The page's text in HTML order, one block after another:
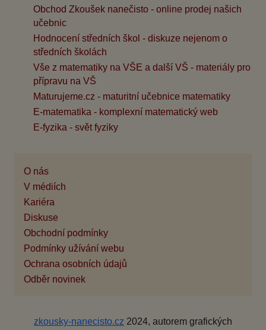
Obchod Zkoušek nanečisto - online prodej našich
učebnic
Hodnocení středních škol - diskuze nejenom o
středních školách
Vše z matematiky na VŠE a další VŠ - materiály pro
přípravu na VŠ
Maturujeme.cz - maturitní učebnice matematiky
E-matematika - komplexní matematický web
E-fyzika - svět fyziky
O nás
V médiích
Kariéra
Diskuse
Obchodní podmínky
Podmínky užívání webu
Ochrana osobních údajů
Odběr novinek
zkousky-nanecisto.cz 2024, autorem grafických